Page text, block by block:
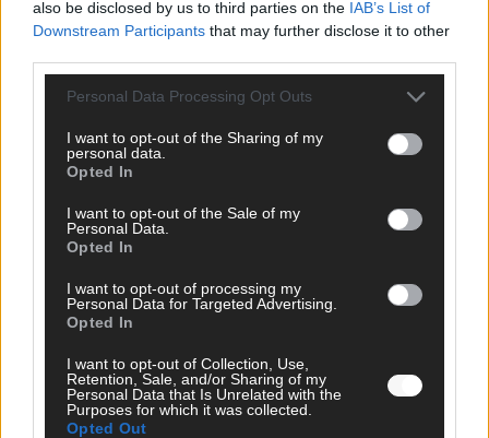
also be disclosed by us to third parties on the IAB’s List of
Downstream Participants that may further disclose it to other
Personal Data Processing Opt Outs
I want to opt-out of the Sharing of my
personal data.
Opted In
I want to opt-out of the Sale of my
Personal Data.
Opted In
I want to opt-out of processing my
Personal Data for Targeted Advertising.
Opted In
I want to opt-out of Collection, Use,
Retention, Sale, and/or Sharing of my
Personal Data that Is Unrelated with the
Purposes for which it was collected.
Opted Out
WERBE BEI UNS!